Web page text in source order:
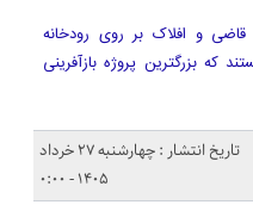
گفت: احداث ۲ پل قاضی و افلاک بر روی رودخانه
بزرگترین پروژه بازآفرینی
تاریخ انتشار : چهارشنبه ۲۷ خرداد
۱۴۰۵ - ۰:۰۰